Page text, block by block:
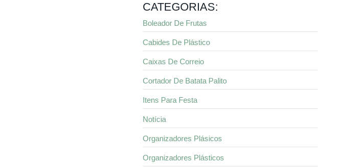
CATEGORIAS:
Boleador De Frutas
Cabides De Plástico
Caixas De Correio
Cortador De Batata Palito
Itens Para Festa
Notícia
Organizadores Plásicos
Organizadores Plásticos